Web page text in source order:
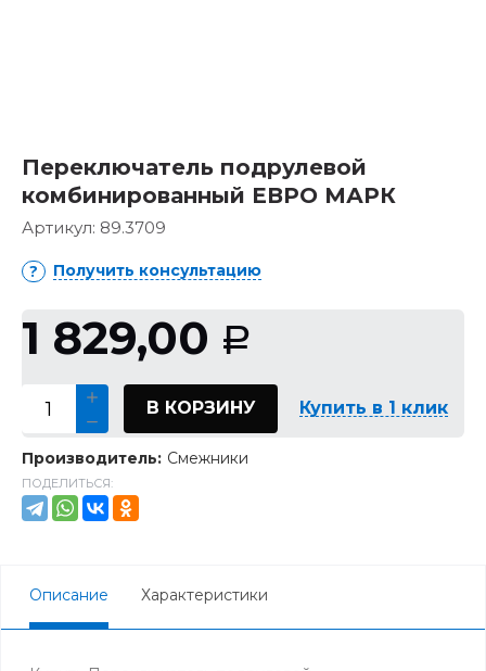
Переключатель подрулевой
комбинированный ЕВРО МАРК
Артикул: 89.3709
Получить консультацию
1 829,00 Р
В КОРЗИНУ Купить в 1 клик
Производитель: Смежники
ПОДЕЛИТЬСЯ:
Описание Характеристики